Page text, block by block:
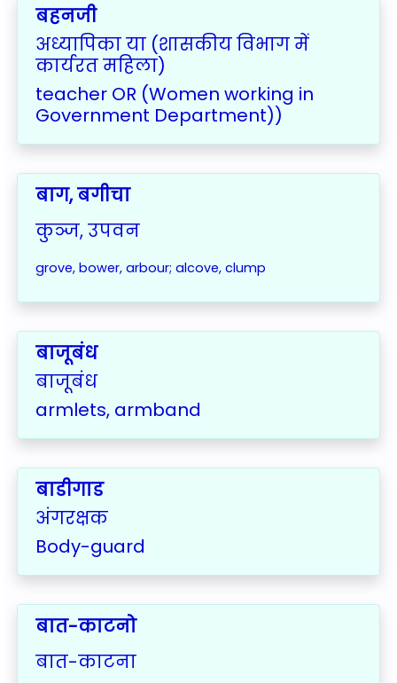
बहनजी
अध्यापिका या (शासकीय विभाग में
कार्यरत महिला)
teacher OR (Women working in
Government Department))
बाग, बगीचा
कुञ्ज, उपवन
grove, bower, arbour; alcove, clump
बाजूबंध
बाजूबंध
armlets, armband
बाडीगाड
अंगरक्षक
Body-guard
बात-काटनो
बात-काटना